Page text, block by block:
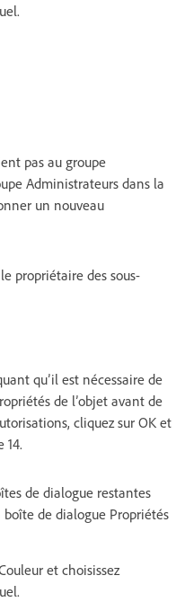
pas au groupe
Administrateurs dans la
un nouveau
propriétaire des sous-
qu’il est nécessaire de
de l’objet avant de
cliquez sur OK et
14.
de dialogue restantes
boîte de dialogue Propriétés
et choisissez